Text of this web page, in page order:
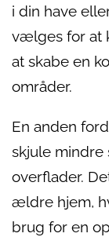
i din have
vælges for at
at skabe en
områder.
En anden
skjule
overflader.
ældre hjem,
brug for en